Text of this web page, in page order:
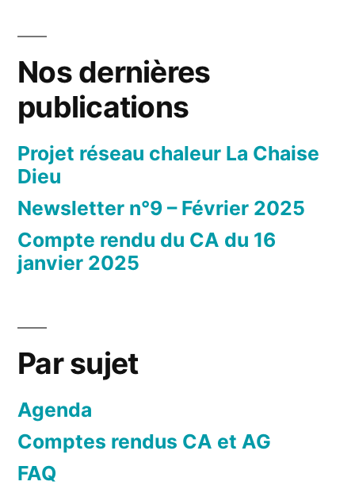
Nos dernières
publications
Projet réseau chaleur La Chaise
Dieu
Newsletter n°9 – Février 2025
Compte rendu du CA du 16
janvier 2025
Par sujet
Agenda
Comptes rendus CA et AG
FAQ